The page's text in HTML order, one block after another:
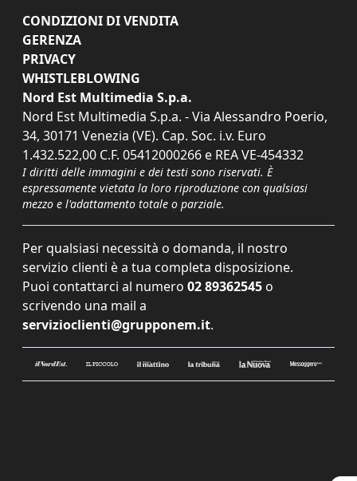
CONDIZIONI DI VENDITA
GERENZA
PRIVACY
WHISTLEBLOWING
Nord Est Multimedia S.p.a.
Nord Est Multimedia S.p.a. - Via Alessandro Poerio,
34, 30171 Venezia (VE). Cap. Soc. i.v. Euro
1.432.522,00 C.F. 05412000266 e REA VE-454332
I diritti delle immagini e dei testi sono riservati. È
espressamente vietata la loro riproduzione con qualsiasi
mezzo e l'adattamento totale o parziale.
Per qualsiasi necessità o domanda, il nostro
servizio clienti è a tua completa disposizione.
Puoi contattarci al numero 02 89362545 o
scrivendo una mail a
servizioclienti@grupponem.it.